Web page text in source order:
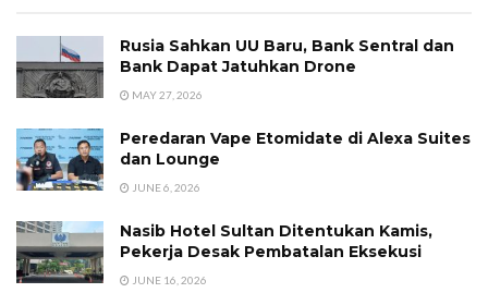
Rusia Sahkan UU Baru, Bank Sentral dan
Bank Dapat Jatuhkan Drone
MAY 27, 2026
Peredaran Vape Etomidate di Alexa Suites
dan Lounge
JUNE 6, 2026
Nasib Hotel Sultan Ditentukan Kamis,
Pekerja Desak Pembatalan Eksekusi
JUNE 16, 2026